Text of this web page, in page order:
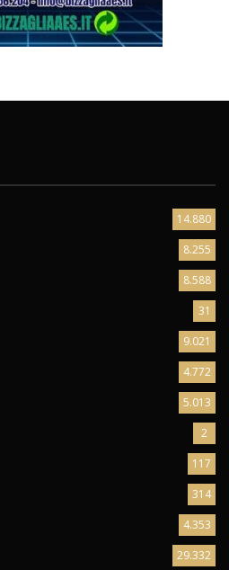
14.880
8.255
8.588
31
9.021
4.772
5.013
2
117
314
4.353
29.332